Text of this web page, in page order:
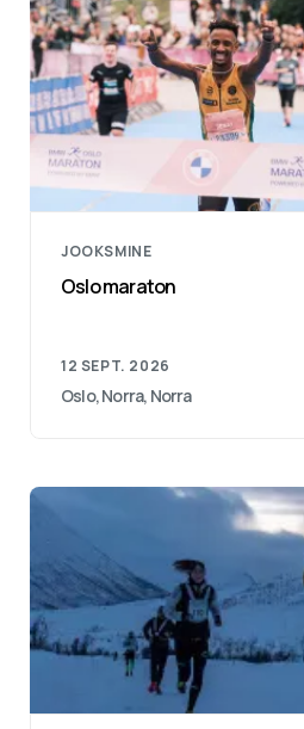
JOOKSMINE
Oslo maraton
12 SEPT. 2026
Oslo, Norra, Norra